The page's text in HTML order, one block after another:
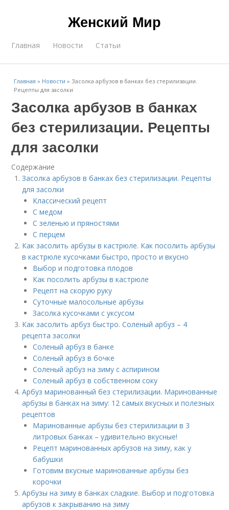
Женский Мир
Главная Новости Статьи
Главная » Новости »Засолка арбузов в банках без стерилизации.
Рецепты для засолки
Засолка арбузов в банках
без стерилизации. Рецепты
для засолки
Содержание
Засолка арбузов в банках без стерилизации. Рецепты
для засолки
Классический рецепт
С медом
С зеленью и пряностями
С перцем
Как засолить арбузы в кастрюле. Как посолить арбузы
в кастрюле кусочками быстро, просто и вкусно
Выбор и подготовка плодов
Как посолить арбузы в кастрюле
Рецепт на скорую руку
Суточные малосольные арбузы
Засолка кусочками с уксусом
Как засолить арбуз быстро. Соленый арбуз – 4
рецепта засолки
Соленый арбуз в банке
Соленый арбуз в бочке
Соленый арбуз на зиму с аспирином
Соленый арбуз в собственном соку
Арбуз маринованный без стерилизации. Маринованные
арбузы в банках на зиму: 12 самых вкусных и полезных
рецептов
Маринованные арбузы без стерилизации в 3
литровых банках – удивительно вкусные!
Рецепт маринованных арбузов на зиму, как у
бабушки
Готовим вкусные маринованные арбузы без
корочки
Арбузы на зиму в банках сладкие. Выбор и подготовка
арбузов к закрыванию на зиму